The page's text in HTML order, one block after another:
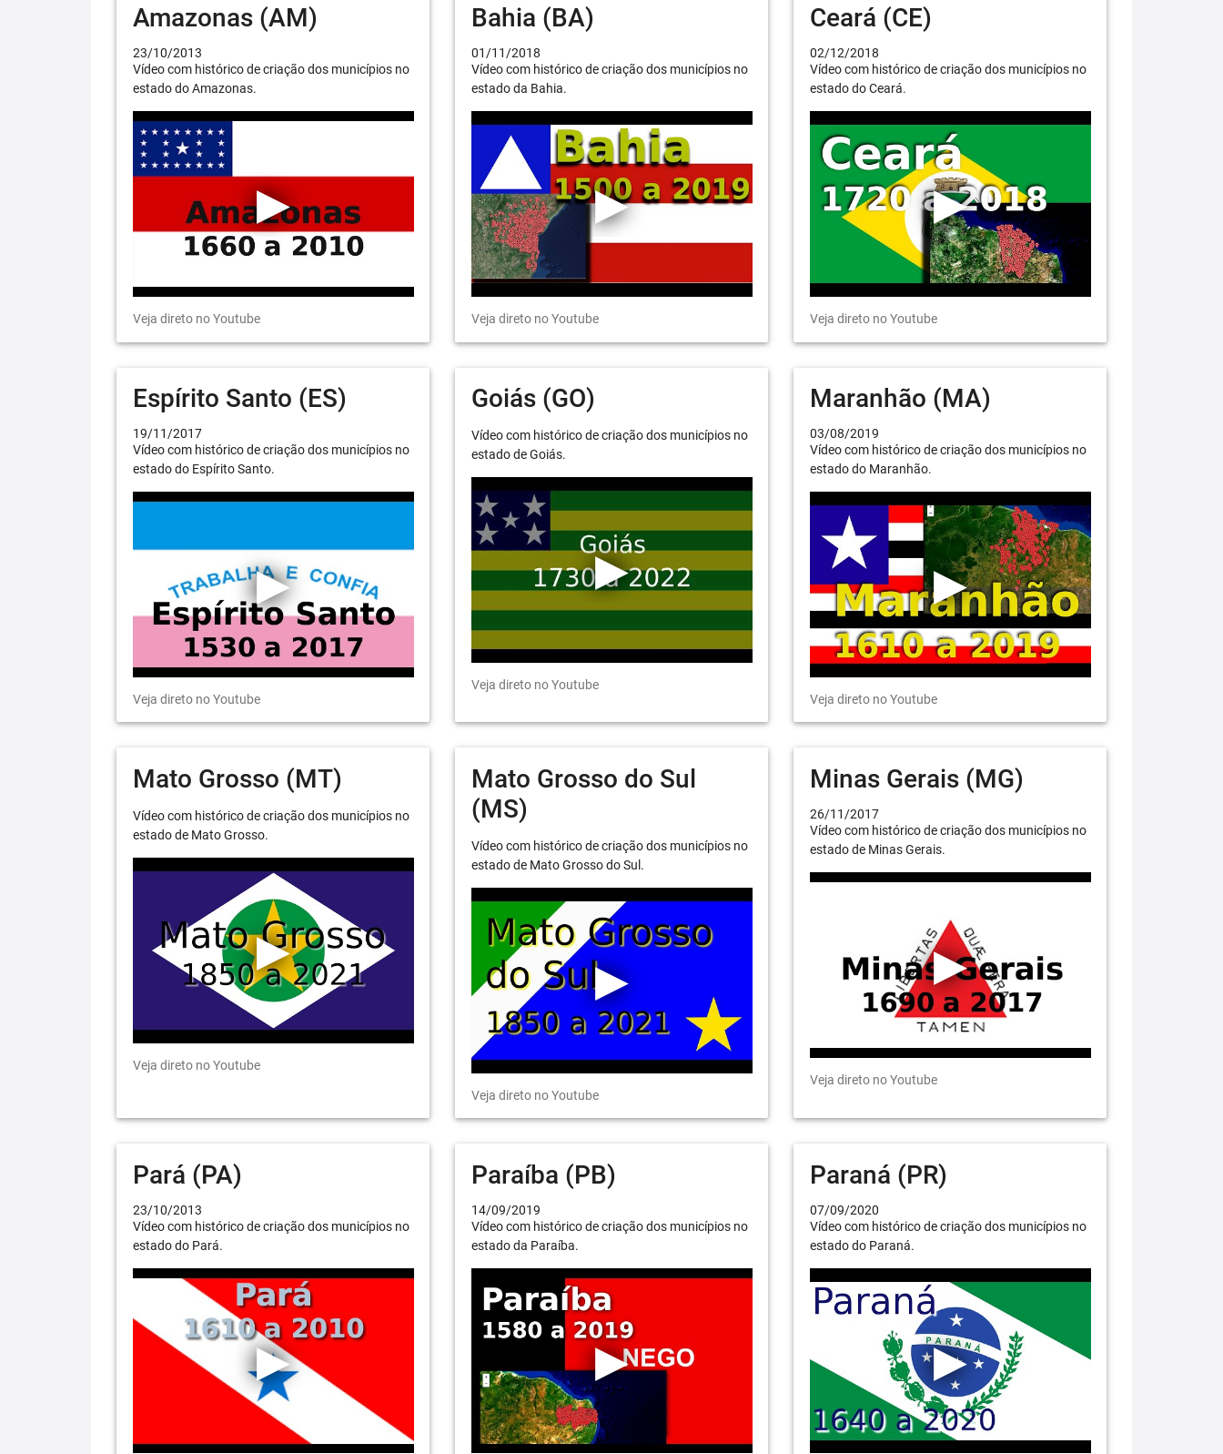
Amazonas (AM)
23/10/2013
Vídeo com histórico de criação dos municípios no
estado do Amazonas.
Veja direto no Youtube
Bahia (BA)
01/11/2018
Vídeo com histórico de criação dos municípios no
estado da Bahia.
Veja direto no Youtube
Ceará (CE)
02/12/2018
Vídeo com histórico de criação dos municípios no
estado do Ceará.
Veja direto no Youtube
Espírito Santo (ES)
19/11/2017
Vídeo com histórico de criação dos municípios no
estado do Espírito Santo.
Veja direto no Youtube
Goiás (GO)
Vídeo com histórico de criação dos municípios no
estado de Goiás.
Veja direto no Youtube
Maranhão (MA)
03/08/2019
Vídeo com histórico de criação dos municípios no
estado do Maranhão.
Veja direto no Youtube
Mato Grosso (MT)
Vídeo com histórico de criação dos municípios no
estado de Mato Grosso.
Veja direto no Youtube
Mato Grosso do Sul
(MS)
Vídeo com histórico de criação dos municípios no
estado de Mato Grosso do Sul.
Veja direto no Youtube
Minas Gerais (MG)
26/11/2017
Vídeo com histórico de criação dos municípios no
estado de Minas Gerais.
Veja direto no Youtube
Pará (PA)
23/10/2013
Vídeo com histórico de criação dos municípios no
estado do Pará.
Paraíba (PB)
14/09/2019
Vídeo com histórico de criação dos municípios no
estado da Paraíba.
Paraná (PR)
07/09/2020
Vídeo com histórico de criação dos municípios no
estado do Paraná.